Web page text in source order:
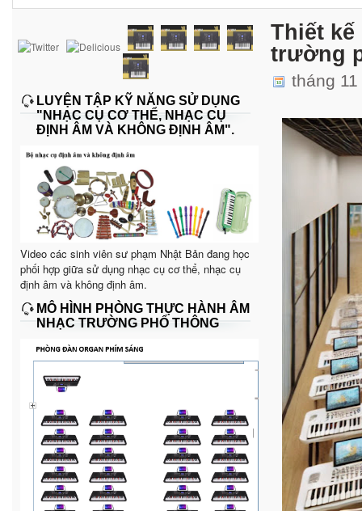
LUYỆN TẬP KỸ NĂNG SỬ DỤNG
"NHẠC CỤ CƠ THỂ, NHẠC CỤ
ĐỊNH ÂM VÀ KHÔNG ĐỊNH ÂM".
Video các sinh viên sư phạm Nhật Bản đang học
phối hợp giữa sử dụng nhạc cụ cơ thể, nhạc cụ
định âm và không định âm.
MÔ HÌNH PHÒNG THỰC HÀNH ÂM
NHẠC TRƯỜNG PHỔ THÔNG
Thiết
trường
tháng